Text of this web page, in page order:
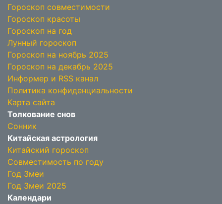
Гороскоп совместимости
Гороскоп красоты
Гороскоп на год
Лунный гороскоп
Гороскоп на ноябрь 2025
Гороскоп на декабрь 2025
Информер и RSS канал
Политика конфиденциальности
Карта сайта
Толкование снов
Сонник
Китайская астрология
Китайский гороскоп
Совместимость по году
Год Змеи
Год Змеи 2025
Календари